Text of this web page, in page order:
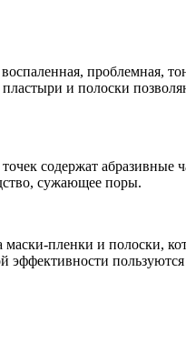
проблемная,
и полоски
содержат абразивные
сужающее поры.
пленки и полоски,
эффективности